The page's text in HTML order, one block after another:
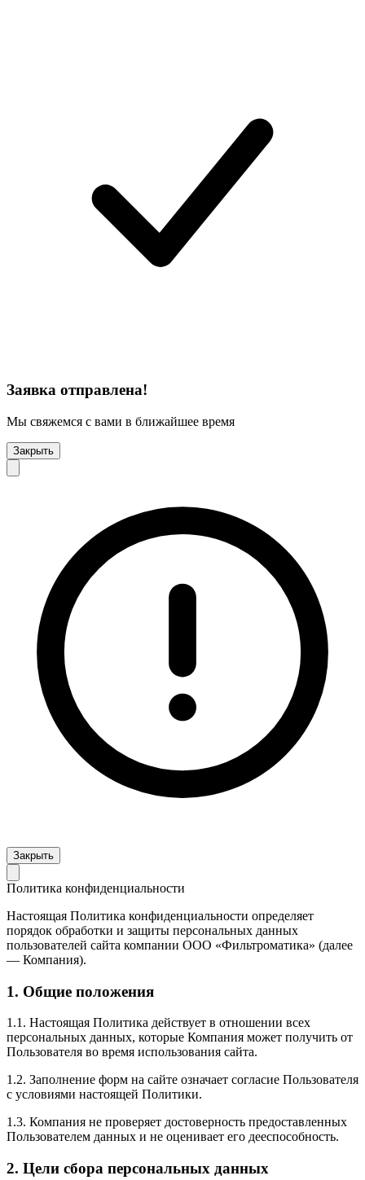
Заявка отправлена!
Мы свяжемся с вами в ближайшее время
Закрыть
Закрыть
Политика конфиденциальности
Настоящая Политика конфиденциальности определяет
порядок обработки и защиты персональных данных
пользователей сайта компании ООО «Фильтроматика» (далее
— Компания).
1. Общие положения
1.1. Настоящая Политика действует в отношении всех
персональных данных, которые Компания может получить от
Пользователя во время использования сайта.
1.2. Заполнение форм на сайте означает согласие Пользователя
с условиями настоящей Политики.
1.3. Компания не проверяет достоверность предоставленных
Пользователем данных и не оценивает его дееспособность.
2. Цели сбора персональных данных